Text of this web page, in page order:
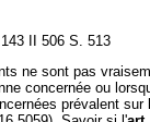
II 506 S. 513
ne sont pas
concernée ou
prévalent sur